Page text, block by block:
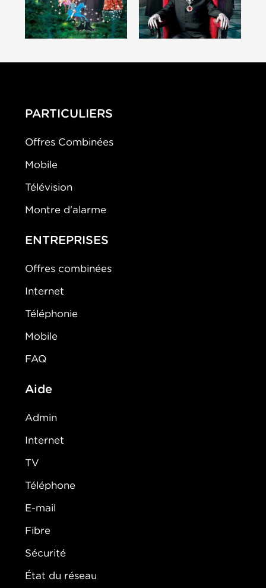
PARTICULIERS
Offres Combinées
Mobile
Télévision
Montre d'alarme
ENTREPRISES
Offres combinées
Internet
Téléphonie
Mobile
FAQ
Aide
Admin
Internet
TV
Téléphone
E-mail
Fibre
Sécurité
État du réseau